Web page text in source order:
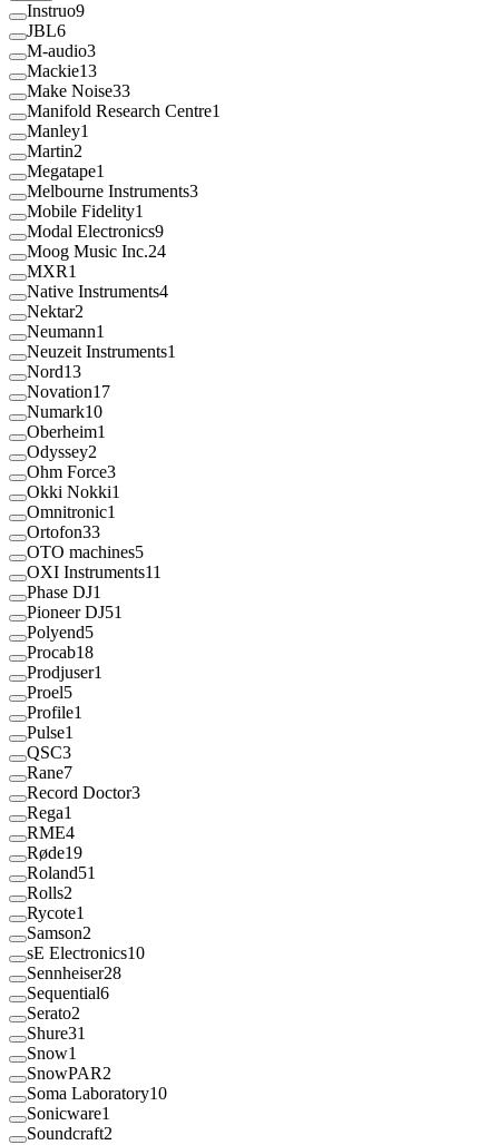
Instruo9
JBL6
M-audio3
Mackie13
Make Noise33
Manifold Research Centre1
Manley1
Martin2
Megatape1
Melbourne Instruments3
Mobile Fidelity1
Modal Electronics9
Moog Music Inc.24
MXR1
Native Instruments4
Nektar2
Neumann1
Neuzeit Instruments1
Nord13
Novation17
Numark10
Oberheim1
Odyssey2
Ohm Force3
Okki Nokki1
Omnitronic1
Ortofon33
OTO machines5
OXI Instruments11
Phase DJ1
Pioneer DJ51
Polyend5
Procab18
Prodjuser1
Proel5
Profile1
Pulse1
QSC3
Rane7
Record Doctor3
Rega1
RME4
Røde19
Roland51
Rolls2
Rycote1
Samson2
sE Electronics10
Sennheiser28
Sequential6
Serato2
Shure31
Snow1
SnowPAR2
Soma Laboratory10
Sonicware1
Soundcraft2